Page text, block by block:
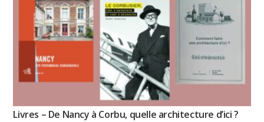
Livres – De Nancy à Corbu, quelle architecture d’ici ?